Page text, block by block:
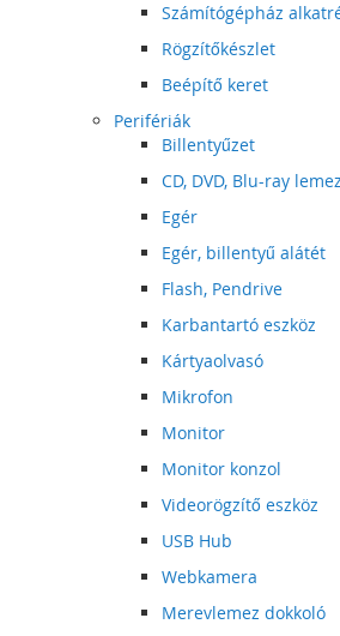
Számítógépház
Rögzítőkészlet
Beépítő keret
Perifériák
Billentyűzet
CD, DVD, Blu-ray lemez
Egér
Egér, billentyű alátét
Flash, Pendrive
Karbantartó eszköz
Kártyaolvasó
Mikrofon
Monitor
Monitor konzol
Videorögzítő eszköz
USB Hub
Webkamera
Merevlemez dokkoló